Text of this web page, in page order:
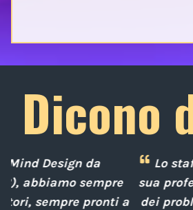
Dicono
Lo staff della Mind
sua professionalità nella
dei problemi posti da noi nel